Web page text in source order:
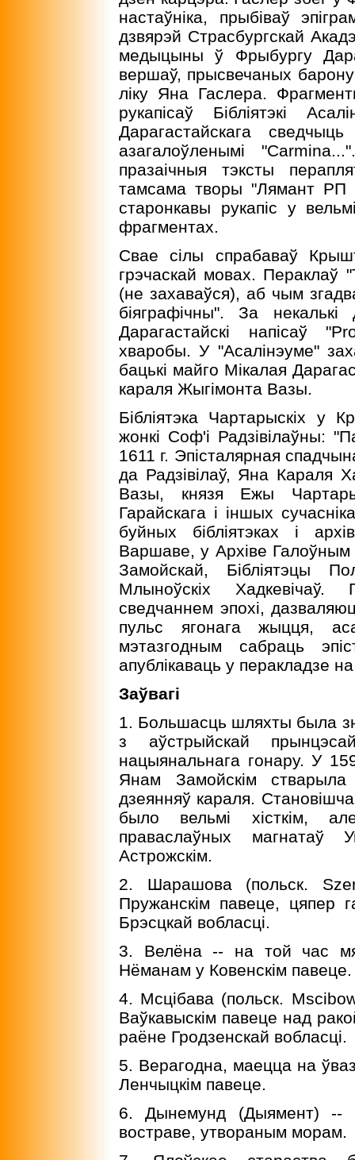
настаўніка, прыбіваў
дзвярэй Страсбургскай
медыцыны ў Фрыбургу
вершаў, прысвечаных
ліку Яна Гаслера.
рукапісаў Бібліятэкі
Дарагастайскага
азагалоўленымі
празаічныя тэксты
тамсама творы "Лямант РП
старонкавы рукапіс у
фрагментах.
Свае сілы спрабаваў
грэчаскай мовах. Пераклаў
(не захаваўся), аб чым
біяграфічны". За
Дарагастайскі напісаў
хваробы. У "Асалінэуме"
бацькі майго Мікалая
караля Жыгімонта Вазы.
Бібліятэка Чартарыскіх у
жонкі Соф'і Радзівілаўны:
1611 г. Эпісталярная
да Радзівілаў, Яна Караля
Вазы, князя Ежы
Гарайскага і іншых
буйных бібліятэках і
Варшаве, у Архіве Галоўным
Замойскай, Бібліятэцы
Млыноўскіх
сведчаннем эпохі,
пульс ягонага жыцця,
мэтазгодным сабраць
апублікаваць у перакладзе
Заўвагi
1. Большасць шляхты была
з аўстрыйскай
нацыянальнага гонару. У
Янам Замойскiм
дзеянняў караля.
было вельмi хiсткiм,
праваслаўных
Астрожскiм.
2. Шарашова (польск.
Пружанскiм павеце, цяпер
Брэсцкай вобласцi.
3. Велёна -- на той час
Нёманам у Ковенскiм павеце.
4. Мсцiбава (польск.
Ваўкавыскiм павеце над
раёне Гродзенскай вобласцi.
5. Верагодна, маецца на
Ленчыцкiм павеце.
6. Дынемунд (Дыямент)
востраве, утвораным морам.